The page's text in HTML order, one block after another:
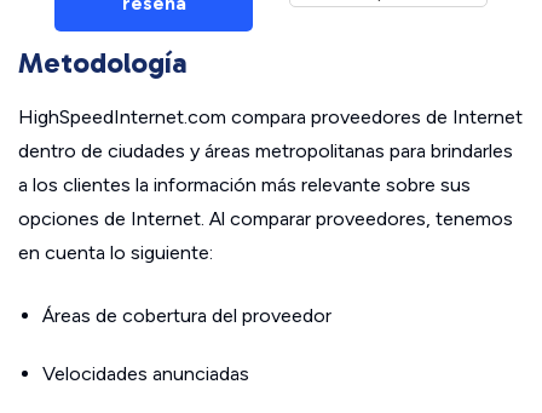
Metodología
HighSpeedInternet.com compara proveedores de Internet
dentro de ciudades y áreas metropolitanas para brindarles
a los clientes la información más relevante sobre sus
opciones de Internet. Al comparar proveedores, tenemos
en cuenta lo siguiente:
Áreas de cobertura del proveedor
Velocidades anunciadas